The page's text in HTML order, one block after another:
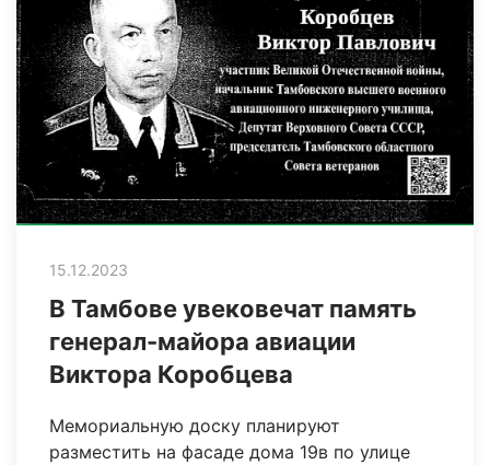
15.12.2023
В Тамбове увековечат память
генерал-майора авиации
Виктора Коробцева
Мемориальную доску планируют
разместить на фасаде дома 19в по улице